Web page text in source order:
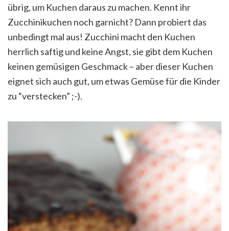
übrig, um Kuchen daraus zu machen. Kennt ihr
Zucchinikuchen noch garnicht? Dann probiert das
unbedingt mal aus! Zucchini macht den Kuchen
herrlich saftig und keine Angst, sie gibt dem Kuchen
keinen gemüsigen Geschmack – aber dieser Kuchen
eignet sich auch gut, um etwas Gemüse für die Kinder
zu “verstecken” ;-).